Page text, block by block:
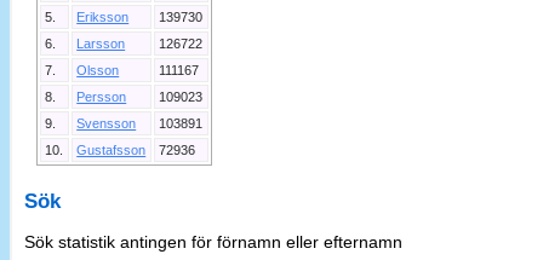
5.
Eriksson
139730
6.
Larsson
126722
7.
Olsson
111167
8.
Persson
109023
9.
Svensson
103891
10.
Gustafsson 72936
Sök
Sök statistik antingen för förnamn eller efternamn